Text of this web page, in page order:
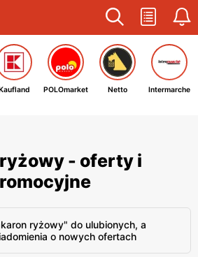
POLOmarket Netto Intermarche
- oferty i
ryżowy" do ulubionych, a
o nowych ofertach